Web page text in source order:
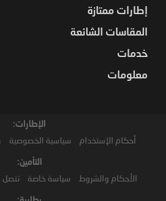
إطارات ممتازة
المقاسات الشائعة
خدمات
معلومات
الإطارات:
أحكام الإستخدام سياسية الخصوصية
التأمين:
الأحكام والشروط سياسة خاصة تنصل